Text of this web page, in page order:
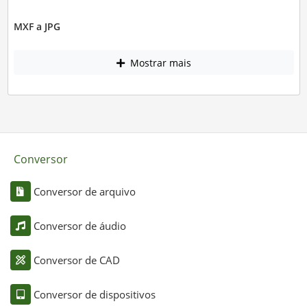
MXF a JPG
Mostrar mais
Conversor
Conversor de arquivo
Conversor de áudio
Conversor de CAD
Conversor de dispositivos